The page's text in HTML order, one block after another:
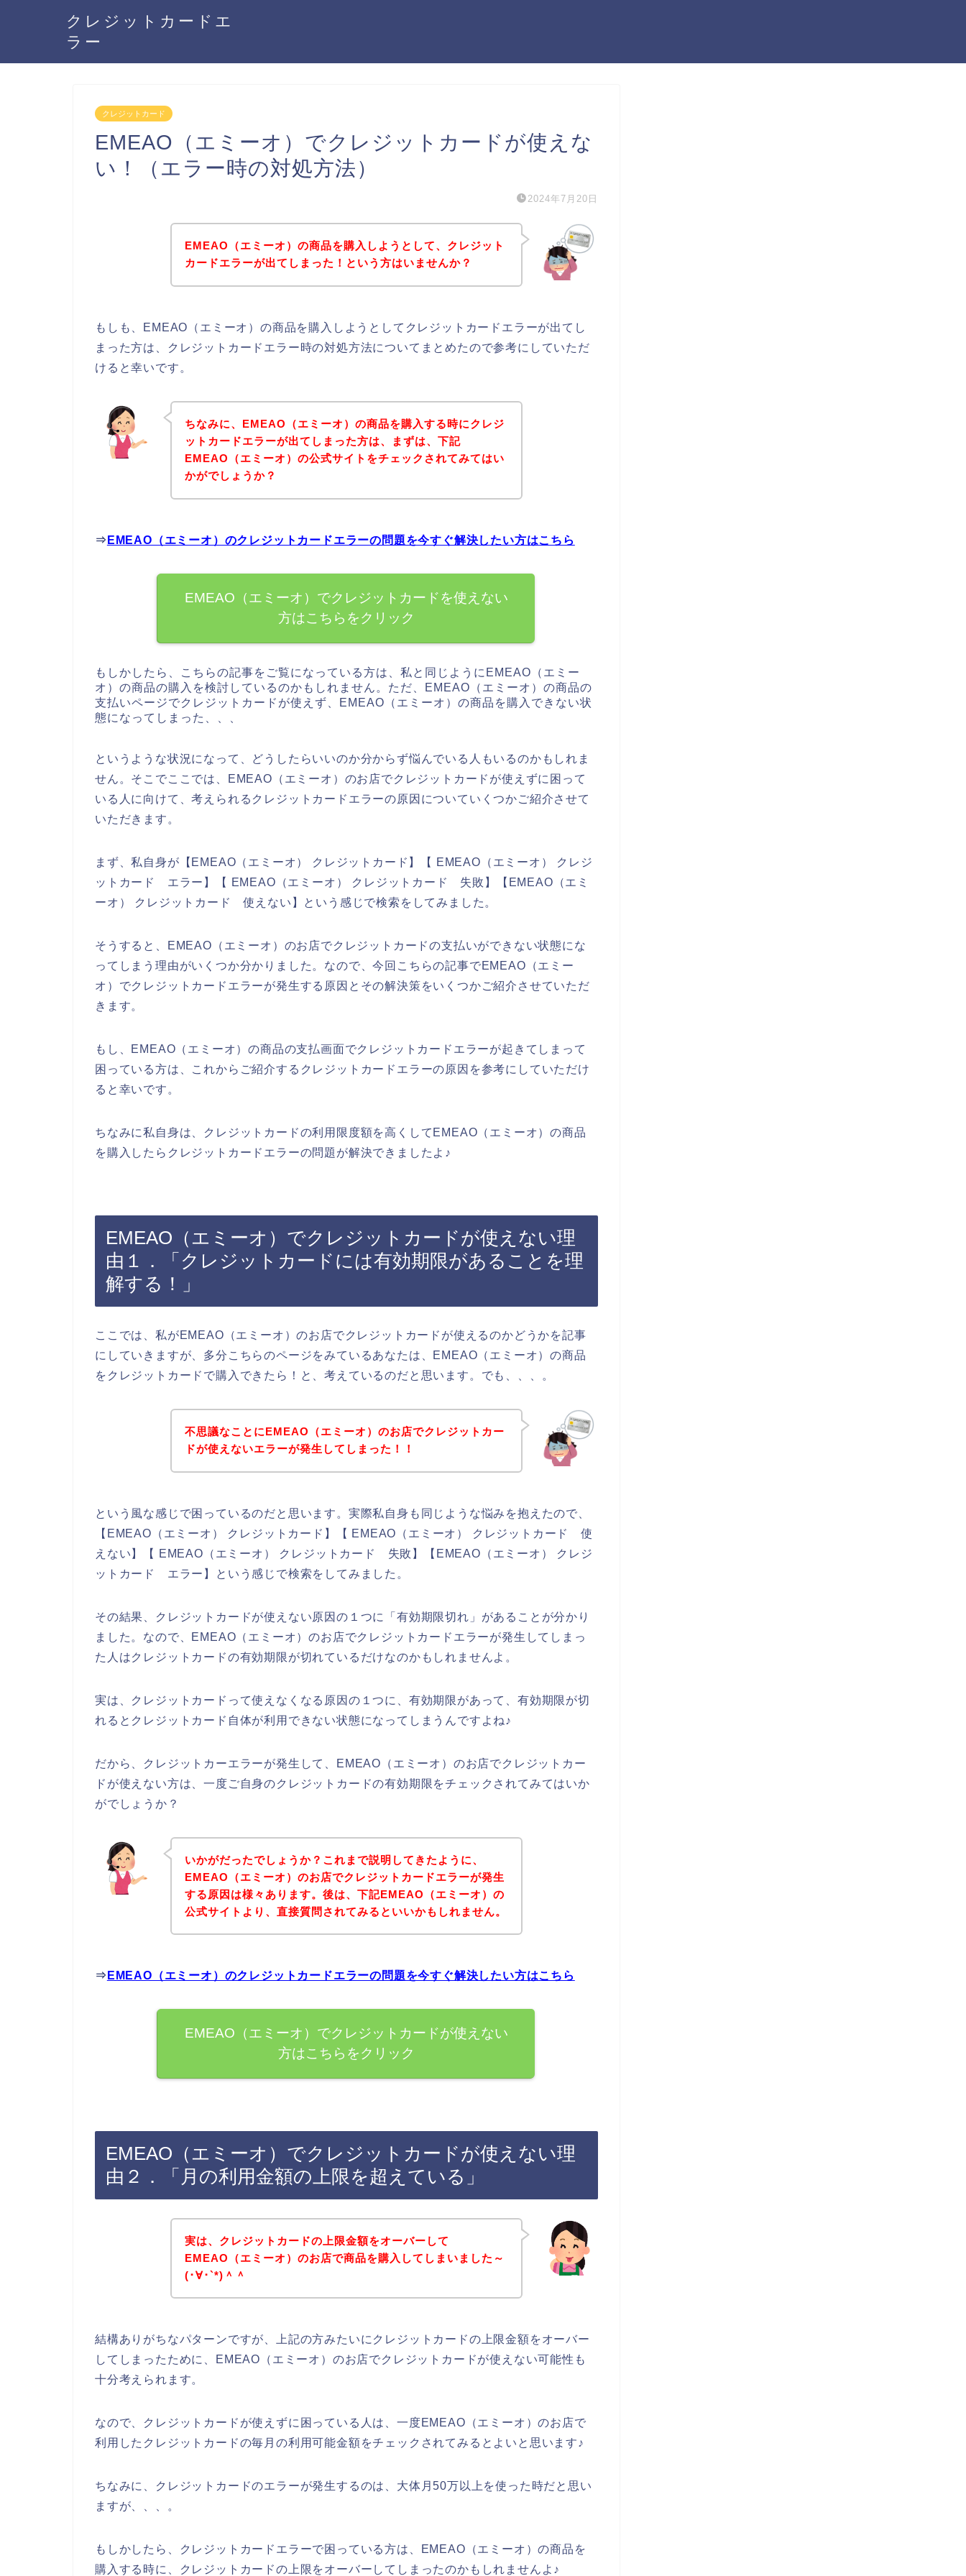
クレジットカードエ
ラー
クレジットカード
EMEAO（エミーオ）でクレジットカードが使えな
い！（エラー時の対処方法）
2024年7月20日
EMEAO（エミーオ）の商品を購入しようとして、クレジット
カードエラーが出てしまった！という方はいませんか？
もしも、EMEAO（エミーオ）の商品を購入しようとしてクレジットカードエラーが出てし
まった方は、クレジットカードエラー時の対処方法についてまとめたので参考にしていただ
けると幸いです。
ちなみに、EMEAO（エミーオ）の商品を購入する時にクレジ
ットカードエラーが出てしまった方は、まずは、下記
EMEAO（エミーオ）の公式サイトをチェックされてみてはい
かがでしょうか？
⇒ EMEAO（エミーオ）のクレジットカードエラーの問題を今すぐ解決したい方はこちら
EMEAO（エミーオ）でクレジットカードを使えない
方はこちらをクリック
もしかしたら、こちらの記事をご覧になっている方は、私と同じようにEMEAO（エミー
オ）の商品の購入を検討しているのかもしれません。ただ、EMEAO（エミーオ）の商品の
支払いページでクレジットカードが使えず、EMEAO（エミーオ）の商品を購入できない状
態になってしまった、、、
というような状況になって、どうしたらいいのか分からず悩んでいる人もいるのかもしれま
せん。そこでここでは、EMEAO（エミーオ）のお店でクレジットカードが使えずに困って
いる人に向けて、考えられるクレジットカードエラーの原因についていくつかご紹介させて
いただきます。
まず、私自身が【EMEAO（エミーオ） クレジットカード】【 EMEAO（エミーオ） クレジ
ットカード エラー】【 EMEAO（エミーオ） クレジットカード 失敗】【EMEAO（エミ
ーオ） クレジットカード 使えない】という感じで検索をしてみました。
そうすると、EMEAO（エミーオ）のお店でクレジットカードの支払いができない状態にな
ってしまう理由がいくつか分かりました。なので、今回こちらの記事でEMEAO（エミー
オ）でクレジットカードエラーが発生する原因とその解決策をいくつかご紹介させていただ
きます。
もし、EMEAO（エミーオ）の商品の支払画面でクレジットカードエラーが起きてしまって
困っている方は、これからご紹介するクレジットカードエラーの原因を参考にしていただけ
ると幸いです。
ちなみに私自身は、クレジットカードの利用限度額を高くしてEMEAO（エミーオ）の商品
を購入したらクレジットカードエラーの問題が解決できましたよ♪
EMEAO（エミーオ）でクレジットカードが使えない理
由１．「クレジットカードには有効期限があることを理
解する！」
ここでは、私がEMEAO（エミーオ）のお店でクレジットカードが使えるのかどうかを記事
にしていきますが、多分こちらのページをみているあなたは、EMEAO（エミーオ）の商品
をクレジットカードで購入できたら！と、考えているのだと思います。でも、、、。
不思議なことにEMEAO（エミーオ）のお店でクレジットカー
ドが使えないエラーが発生してしまった！！
という風な感じで困っているのだと思います。実際私自身も同じような悩みを抱えたので、
【EMEAO（エミーオ） クレジットカード】【 EMEAO（エミーオ） クレジットカード 使
えない】【 EMEAO（エミーオ） クレジットカード 失敗】【EMEAO（エミーオ） クレジ
ットカード エラー】という感じで検索をしてみました。
その結果、クレジットカードが使えない原因の１つに「有効期限切れ」があることが分かり
ました。なので、EMEAO（エミーオ）のお店でクレジットカードエラーが発生してしまっ
た人はクレジットカードの有効期限が切れているだけなのかもしれませんよ。
実は、クレジットカードって使えなくなる原因の１つに、有効期限があって、有効期限が切
れるとクレジットカード自体が利用できない状態になってしまうんですよね♪
だから、クレジットカーエラーが発生して、EMEAO（エミーオ）のお店でクレジットカー
ドが使えない方は、一度ご自身のクレジットカードの有効期限をチェックされてみてはいか
がでしょうか？
いかがだったでしょうか？これまで説明してきたように、
EMEAO（エミーオ）のお店でクレジットカードエラーが発生
する原因は様々あります。後は、下記EMEAO（エミーオ）の
公式サイトより、直接質問されてみるといいかもしれません。
⇒ EMEAO（エミーオ）のクレジットカードエラーの問題を今すぐ解決したい方はこちら
EMEAO（エミーオ）でクレジットカードが使えない
方はこちらをクリック
EMEAO（エミーオ）でクレジットカードが使えない理
由２．「月の利用金額の上限を超えている」
実は、クレジットカードの上限金額をオーバーして
EMEAO（エミーオ）のお店で商品を購入してしまいました～
(･∀･`*)＾＾
結構ありがちなパターンですが、上記の方みたいにクレジットカードの上限金額をオーバー
してしまったために、EMEAO（エミーオ）のお店でクレジットカードが使えない可能性も
十分考えられます。
なので、クレジットカードが使えずに困っている人は、一度EMEAO（エミーオ）のお店で
利用したクレジットカードの毎月の利用可能金額をチェックされてみるとよいと思います♪
ちなみに、クレジットカードのエラーが発生するのは、大体月50万以上を使った時だと思い
ますが、、、。
もしかしたら、クレジットカードエラーで困っている方は、EMEAO（エミーオ）の商品を
購入する時に、クレジットカードの上限をオーバーしてしまったのかもしれませんよ♪